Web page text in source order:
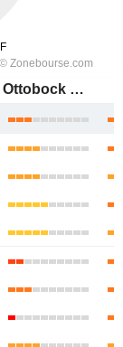
Ottobock SE & Co. KGaA